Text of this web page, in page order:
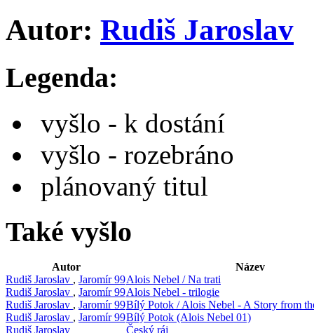
Autor: Rudiš Jaroslav
Legenda:
vyšlo - k dostání
vyšlo - rozebráno
plánovaný titul
Také vyšlo
Autor
Název
Rudiš Jaroslav , Jaromír 99Alois Nebel / Na trati
Rudiš Jaroslav , Jaromír 99Alois Nebel - trilogie
Rudiš Jaroslav , Jaromír 99Bílý Potok / Alois Nebel - A Story from
Rudiš Jaroslav , Jaromír 99Bílý Potok (Alois Nebel 01)
Rudiš Jaroslav
Český ráj